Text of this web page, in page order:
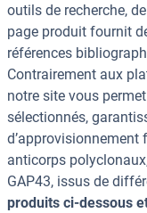
outils de recherche,
page produit fournit
références
Contrairement aux
notre site vous
sélectionnés,
d’approvisionnement
anticorps
GAP43, issus de
produits ci-dessous